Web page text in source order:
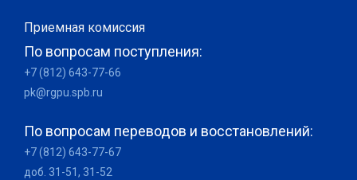
Приемная комиссия
По вопросам поступления:
+7 (812) 643-77-66
pk@rgpu.spb.ru
По вопросам переводов и восстановлений:
+7 (812) 643-77-67
доб. 31-51, 31-52